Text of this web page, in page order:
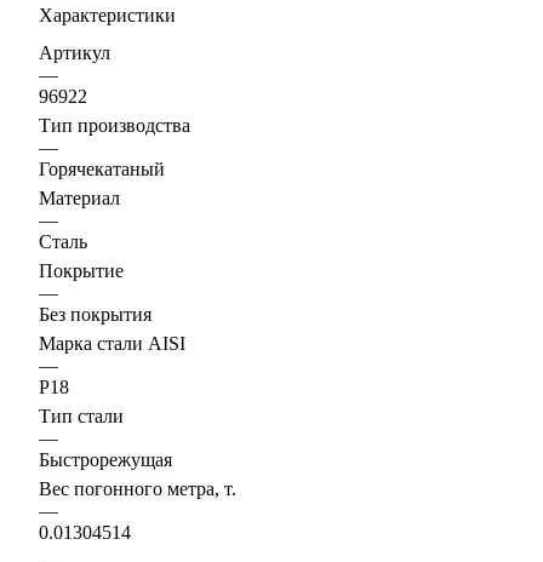
Характеристики
Артикул
—
96922
Тип производства
—
Горячекатаный
Материал
—
Сталь
Покрытие
—
Без покрытия
Марка стали AISI
—
Р18
Тип стали
—
Быстрорежущая
Вес погонного метра, т.
—
0.01304514